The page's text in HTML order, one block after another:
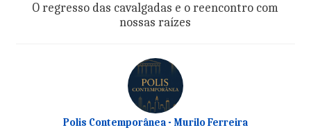
O regresso das cavalgadas e o reencontro com
nossas raízes
Polis Contemporânea - Murilo Ferreira